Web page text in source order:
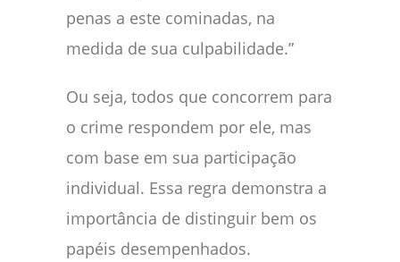
penas a este cominadas, na
medida de sua culpabilidade.”
Ou seja, todos que concorrem para
o crime respondem por ele, mas
com base em sua participação
individual. Essa regra demonstra a
importância de distinguir bem os
papéis desempenhados.